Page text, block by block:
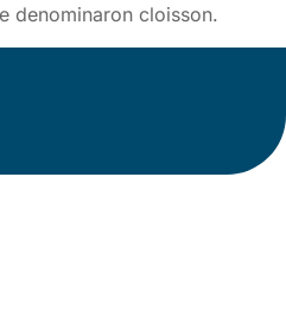
denominaron cloisson.